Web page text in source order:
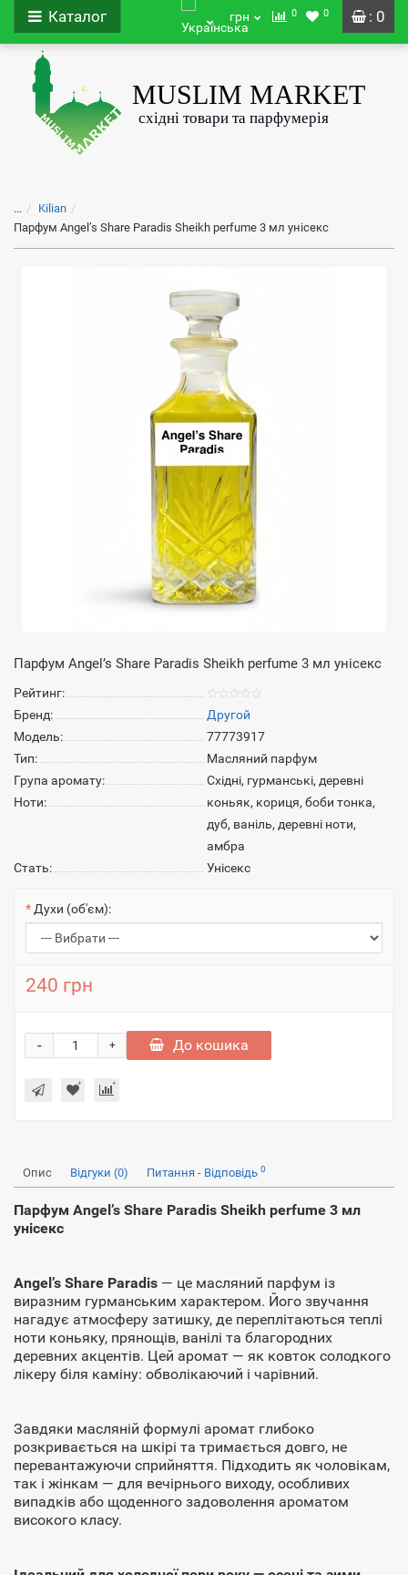
: 0
Каталог грн 0 0
...
Kilian
Парфум Angel’s Share Paradis Sheikh perfume 3 мл унісекс
Парфум Angel’s Share Paradis Sheikh perfume 3 мл унісекс
Рейтинг:
Бренд:
Другой
Модель:
77773917
Тип:
Масляний парфум
Група аромату:
Східні, гурманські, деревні
Ноти:
коньяк, кориця, боби тонка,
дуб, ваніль, деревні ноти,
амбра
Стать:
Унісекс
Духи (об'єм):
240 грн
+
- До кошика
Опис Відгуки (0) Питання - Відповідь 0
Парфум Angel’s Share Paradis Sheikh perfume 3 мл
унісекс
Angel’s Share Paradis — це масляний парфум із
виразним гурманським характером. Його звучання
нагадує атмосферу затишку, де переплітаються теплі
ноти коньяку, прянощів, ванілі та благородних
деревних акцентів. Цей аромат — як ковток солодкого
лікеру біля каміну: обволікаючий і чарівний.
Завдяки масляній формулі аромат глибоко
розкривається на шкірі та тримається довго, не
перевантажуючи сприйняття. Підходить як чоловікам,
так і жінкам — для вечірнього виходу, особливих
випадків або щоденного задоволення ароматом
високого класу.